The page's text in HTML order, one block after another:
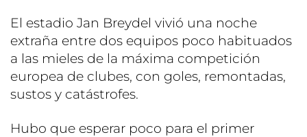
El estadio Jan Breydel vivió una noche
extraña entre dos equipos poco habituados
a las mieles de la máxima competición
europea de clubes, con goles, remontadas,
sustos y catástrofes.
Hubo que esperar poco para el primer